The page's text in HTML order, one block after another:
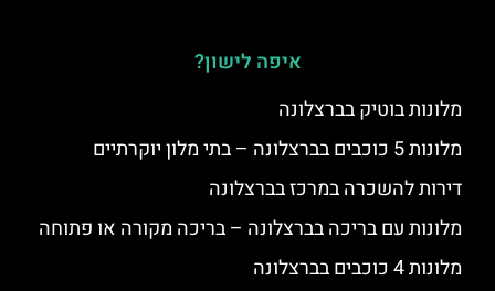
איפה לישון?
מלונות בוטיק בברצלונה
מלונות 5 כוכבים בברצלונה – בתי מלון יוקרתיים
דירות להשכרה במרכז בברצלונה
מלונות עם בריכה בברצלונה – בריכה מקורה או פתוחה
מלונות 4 כוכבים בברצלונה